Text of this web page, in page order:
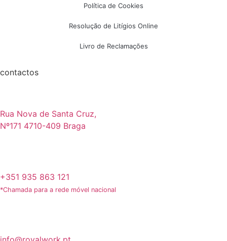
Política de Cookies
Resolução de Litígios Online
Livro de Reclamações
contactos
Rua Nova de Santa Cruz,
Nº171 4710-409 Braga
+351 935 863 121
*Chamada para a rede móvel nacional